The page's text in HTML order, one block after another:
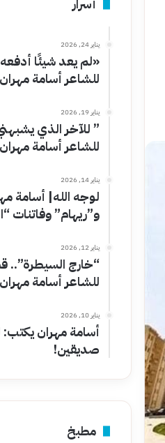
أسرار
يناير 24, 2026
«لم يعد شيئًا
للشاعر أسامة مهران
يناير 19, 2026
” للآخر الذي
للشاعر أسامة مهران
يناير 14, 2026
لوجه الله| أسامة
و”ريهام” وفاتنات
يناير 12, 2026
“خارج السيطرة”..
للشاعر أسامة مهران
يناير 10, 2026
أسامة مهران يكتب:
صديقين!
مطبخ